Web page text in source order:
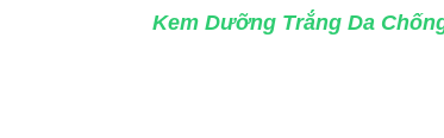
Kem Dưỡng Trắng Da